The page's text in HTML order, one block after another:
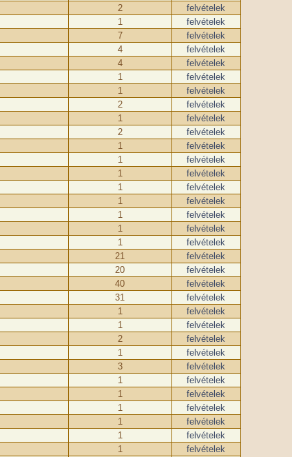
2
felvételek
1
felvételek
7
felvételek
4
felvételek
4
felvételek
1
felvételek
1
felvételek
2
felvételek
1
felvételek
2
felvételek
1
felvételek
1
felvételek
1
felvételek
1
felvételek
1
felvételek
1
felvételek
1
felvételek
1
felvételek
21
felvételek
20
felvételek
40
felvételek
31
felvételek
1
felvételek
1
felvételek
2
felvételek
1
felvételek
3
felvételek
1
felvételek
1
felvételek
1
felvételek
1
felvételek
1
felvételek
1
felvételek